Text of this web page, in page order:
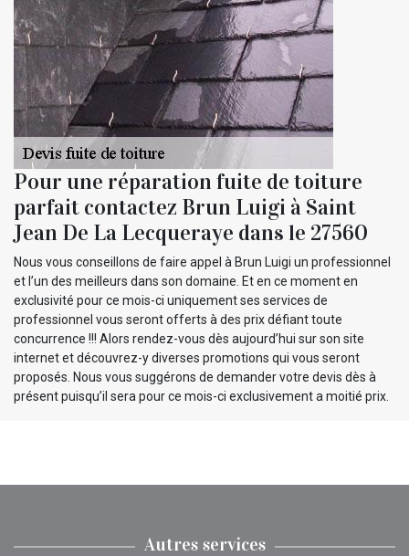
Pour une réparation fuite de toiture
parfait contactez Brun Luigi à Saint
Jean De La Lecqueraye dans le 27560
Nous vous conseillons de faire appel à Brun Luigi un professionnel
et l’un des meilleurs dans son domaine. Et en ce moment en
exclusivité pour ce mois-ci uniquement ses services de
professionnel vous seront offerts à des prix défiant toute
concurrence !!! Alors rendez-vous dès aujourd’hui sur son site
internet et découvrez-y diverses promotions qui vous seront
proposés. Nous vous suggérons de demander votre devis dès à
présent puisqu’il sera pour ce mois-ci exclusivement a moitié prix.
Autres services